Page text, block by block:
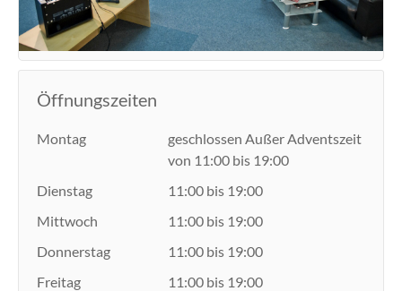
Öffnungszeiten
Montag
geschlossen Außer Adventszeit
von 11:00 bis 19:00
Dienstag
11:00 bis 19:00
Mittwoch
11:00 bis 19:00
Donnerstag
11:00 bis 19:00
Freitag
11:00 bis 19:00